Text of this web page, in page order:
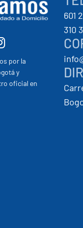
por la
y
oficial en
601
310